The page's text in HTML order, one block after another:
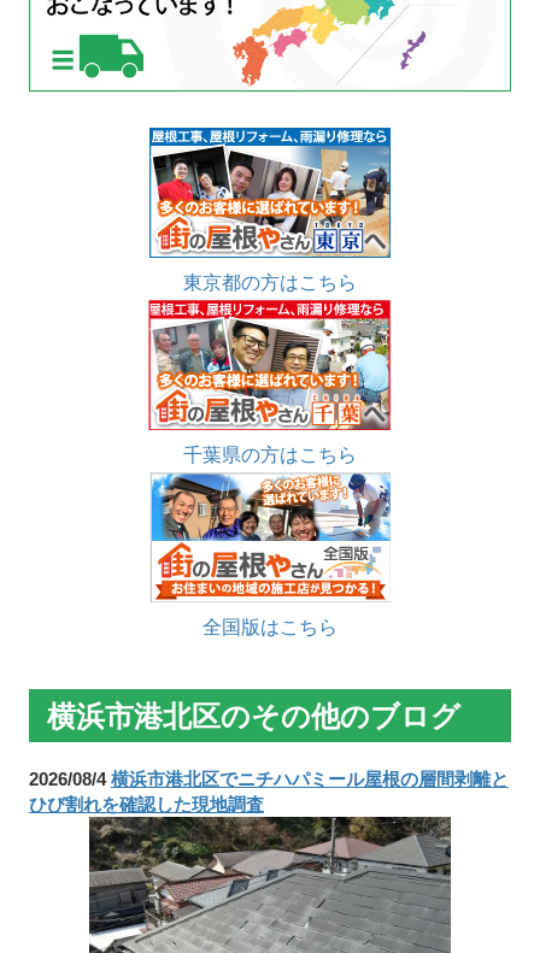
東京都の方はこちら
千葉県の方はこちら
全国版はこちら
横浜市港北区のその他のブログ
2026/08/4横浜市港北区でニチハパミール屋根の層間剥離と
ひび割れを確認した現地調査